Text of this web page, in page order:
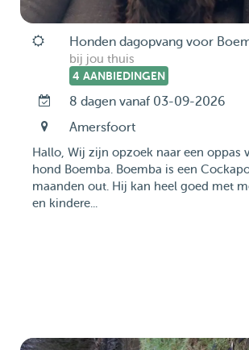
Honden dagopvang voor
bij jou thuis
4 AANBIEDINGEN
8 dagen vanaf 03-09-2026
Amersfoort
Hallo, Wij zijn opzoek naar een oppas
hond Boemba. Boemba is een
maanden out. Hij kan heel goed met
en kindere...